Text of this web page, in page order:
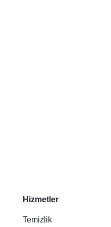
Hizmetler
Temizlik